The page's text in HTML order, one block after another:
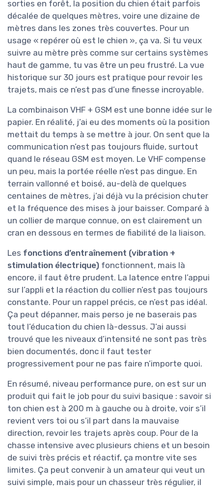
sorties en forêt, la position du chien était parfois
décalée de quelques mètres, voire une dizaine de
mètres dans les zones très couvertes. Pour un
usage « repérer où est le chien », ça va. Si tu veux
suivre au mètre près comme sur certains systèmes
haut de gamme, tu vas être un peu frustré. La vue
historique sur 30 jours est pratique pour revoir les
trajets, mais ce n’est pas d’une finesse incroyable.
La combinaison VHF + GSM est une bonne idée sur le
papier. En réalité, j’ai eu des moments où la position
mettait du temps à se mettre à jour. On sent que la
communication n’est pas toujours fluide, surtout
quand le réseau GSM est moyen. Le VHF compense
un peu, mais la portée réelle n’est pas dingue. En
terrain vallonné et boisé, au-delà de quelques
centaines de mètres, j’ai déjà vu la précision chuter
et la fréquence des mises à jour baisser. Comparé à
un collier de marque connue, on est clairement un
cran en dessous en termes de fiabilité de la liaison.
Les fonctions d’entraînement (vibration +
stimulation électrique) fonctionnent, mais là
encore, il faut être prudent. La latence entre l’appui
sur l’appli et la réaction du collier n’est pas toujours
constante. Pour un rappel précis, ce n’est pas idéal.
Ça peut dépanner, mais perso je ne baserais pas
tout l’éducation du chien là-dessus. J’ai aussi
trouvé que les niveaux d’intensité ne sont pas très
bien documentés, donc il faut tester
progressivement pour ne pas faire n’importe quoi.
En résumé, niveau performance pure, on est sur un
produit qui fait le job pour du suivi basique : savoir si
ton chien est à 200 m à gauche ou à droite, voir s’il
revient vers toi ou s’il part dans la mauvaise
direction, revoir les trajets après coup. Pour de la
chasse intensive avec plusieurs chiens et un besoin
de suivi très précis et réactif, ça montre vite ses
limites. Ça peut convenir à un amateur qui veut un
suivi simple, mais pour un chasseur très régulier, il